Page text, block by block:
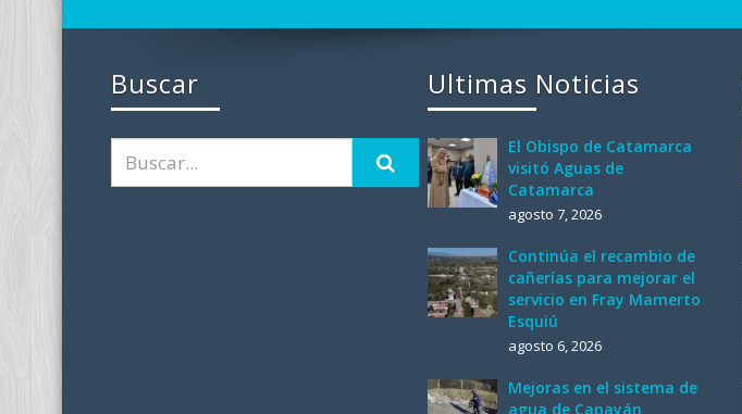
Buscar Ultimas Noticias
El Obispo de Catamarca
visitó Aguas de
Catamarca
agosto 7, 2026
Continúa el recambio de
cañerías para mejorar el
servicio en Fray Mamerto
Esquiú
agosto 6, 2026
Mejoras en el sistema de
agua de Capayán